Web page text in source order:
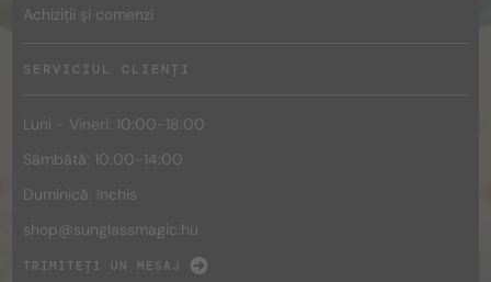
Achiziții și comenzi
SERVICIUL CLIENȚI
Luni - Vineri: 10:00-18:00
Sâmbătă: 10:00-14:00
Duminică: închis
shop@sunglassmagic.hu
TRIMITEȚI UN MESAJ